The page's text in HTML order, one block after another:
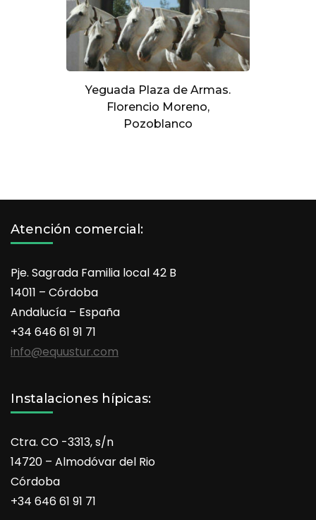
Yeguada Plaza de Armas.
Florencio Moreno,
Pozoblanco
Atención comercial:
Pje. Sagrada Familia local 42 B
14011 – Córdoba
Andalucía – España
+34 646 61 91 71
info@equustur.com
Instalaciones hípicas:
Ctra. CO -3313, s/n
14720 – Almodóvar del Rio
Córdoba
+34 646 61 91 71